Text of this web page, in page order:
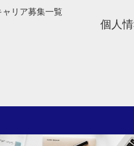
ャリア募集一覧
個人